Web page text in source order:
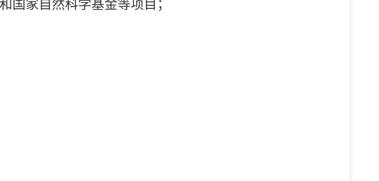
国家自然科学基金等项目；